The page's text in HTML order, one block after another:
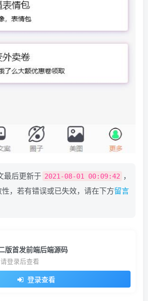
最后更新于 2021-08-01 00:09:42 ，
，若有错误或已失效，请在下方留言
版首发前端后端源码
登录后查看
登录查看